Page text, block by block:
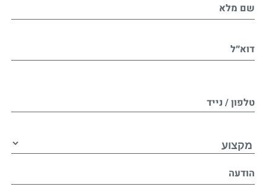
שם מלא
דוא״ל
טלפון / נייד
הודעה